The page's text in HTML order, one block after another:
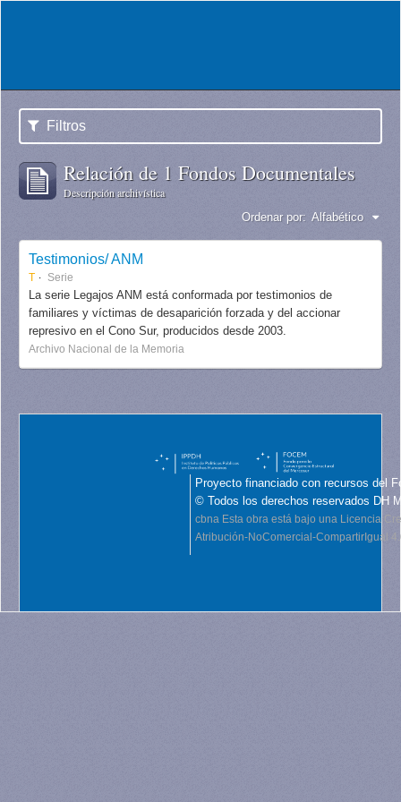
Filtros
Relación de 1 Fondos Documentales
Descripción archivística
Ordenar por: Alfabético
Testimonios/ ANM
T Serie
La serie Legajos ANM está conformada por testimonios de
familiares y víctimas de desaparición forzada y del accionar
represivo en el Cono Sur, producidos desde 2003.
Archivo Nacional de la Memoria
Proyecto financiado con recursos del
© Todos los derechos reservados DH
cbna Esta obra está bajo una Licencia
Atribución-NoComercial-CompartirIgual